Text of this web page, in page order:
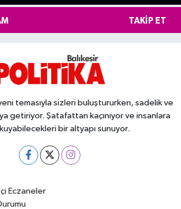
TAKIP ET
temasıyla sizleri buluştururken, sadelik ve
getiriyor. Şatafattan kaçınıyor ve insanlara
bir altyapı sunuyor.
Eczaneler